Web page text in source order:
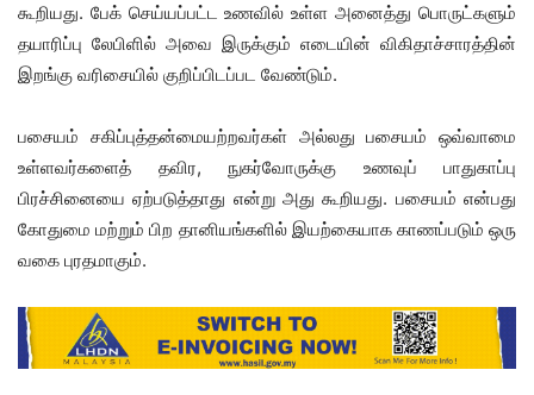
கூறியது. பேக் செய்யப்பட்ட உணவில் உள்ள அனைத்து பொருட்களும்
தயாரிப்பு லேபிளில் அவை இருக்கும் எடையின் விகிதாச்சாரத்தின்
இறங்கு வரிசையில் குறிப்பிடப்பட வேண்டும்.
பசையம் சகிப்புத்தன்மையற்றவர்கள் அல்லது பசையம் ஒவ்வாமை
உள்ளவர்களைத் தவிர, நுகர்வோருக்கு உணவுப் பாதுகாப்பு
பிரச்சினையை ஏற்படுத்தாது என்று அது கூறியது. பசையம் என்பது
கோதுமை மற்றும் பிற தானியங்களில் இயற்கையாக காணப்படும் ஒரு
வகை புரதமாகும்.